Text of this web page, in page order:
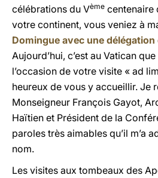
célébrations du Vème centenaire
votre continent, vous veniez à
Domingue avec une
Aujourd’hui, c’est au Vatican
l’occasion de votre visite « ad
heureux de vous y accueillir. Je
Monseigneur François Gayot,
Haïtien et Président de la
paroles très aimables qu’il m’a
nom.
Les visites aux tombeaux des